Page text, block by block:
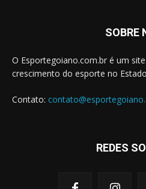
SOBRE
O Esportegoiano.com.br é um
crescimento do esporte no
Contato:
REDES